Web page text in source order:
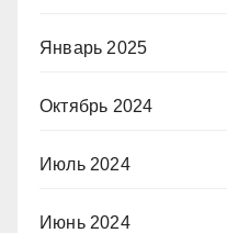
Январь 2025
Октябрь 2024
Июль 2024
Июнь 2024